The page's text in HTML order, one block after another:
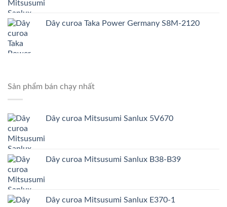
Dây curoa Taka Power Germany S8M-2120
Sản phẩm bán chạy nhất
Dây curoa Mitsusumi Sanlux 5V670
Dây curoa Mitsusumi Sanlux B38-B39
Dây curoa Mitsusumi Sanlux E370-1